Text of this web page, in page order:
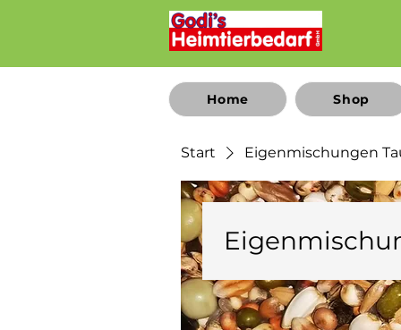
Home Shop
Start Eigenmischungen